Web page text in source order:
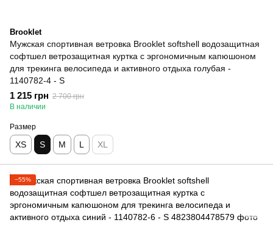
Brooklet
Мужская спортивная ветровка Brooklet softshell водозащитная
софтшел ветрозащитная куртка с эргономичным капюшоном
для трекинга велосипеда и активного отдыха голубая -
1140782-4 - S
1 215 грн 2 700 грн
В наличии
Размер
XS S M L XL
−55%